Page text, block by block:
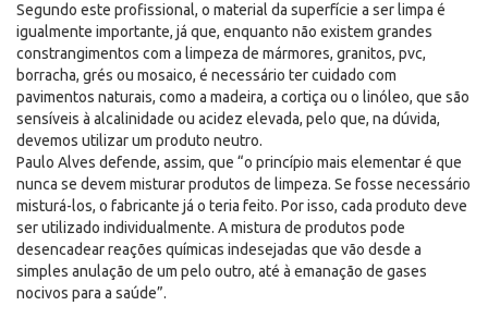
Segundo este profissional, o material da superfície a ser limpa é
igualmente importante, já que, enquanto não existem grandes
constrangimentos com a limpeza de mármores, granitos, pvc,
borracha, grés ou mosaico, é necessário ter cuidado com
pavimentos naturais, como a madeira, a cortiça ou o linóleo, que são
sensíveis à alcalinidade ou acidez elevada, pelo que, na dúvida,
devemos utilizar um produto neutro.
Paulo Alves defende, assim, que “o princípio mais elementar é que
nunca se devem misturar produtos de limpeza. Se fosse necessário
misturá-los, o fabricante já o teria feito. Por isso, cada produto deve
ser utilizado individualmente. A mistura de produtos pode
desencadear reações químicas indesejadas que vão desde a
simples anulação de um pelo outro, até à emanação de gases
nocivos para a saúde”.